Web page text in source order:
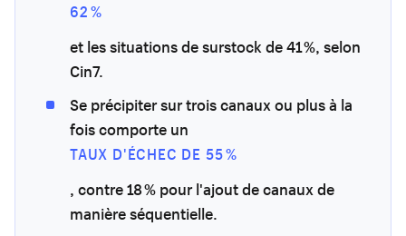
62 %
et les situations de surstock de 41 %, selon
Cin7.
Se précipiter sur trois canaux ou plus à la
fois comporte un
TAUX D'ÉCHEC DE 55 %
, contre 18 % pour l'ajout de canaux de
manière séquentielle.